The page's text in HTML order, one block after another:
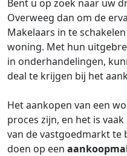
Bent u op zoek naar uw
Overweeg dan om de
Makelaars in te
woning. Met hun
in onderhandelingen,
deal te krijgen bij het
Het aankopen van een
proces zijn, en het is
van de vastgoedmarkt te
doen op een